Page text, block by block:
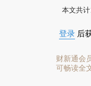
本文共
登录 后
财新通会
可畅读全